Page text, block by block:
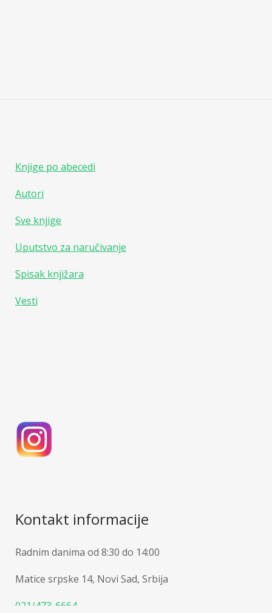
Knjige po abecedi
Autori
Sve knjige
Uputstvo za naručivanje
Spisak knjižara
Vesti
Kontakt informacije
Radnim danima od 8:30 do 14:00
Matice srpske 14, Novi Sad, Srbija
021/473-6664